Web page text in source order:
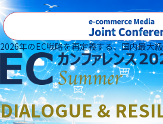
2026年のEC戦略を再定義する、国内最大
DIALOGUE &